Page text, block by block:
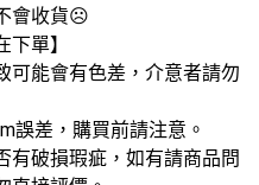
會收貨☹️
單】
可能會有色差，介意者請勿
誤差，購買前請注意。
有破損瑕疵，如有請商品問